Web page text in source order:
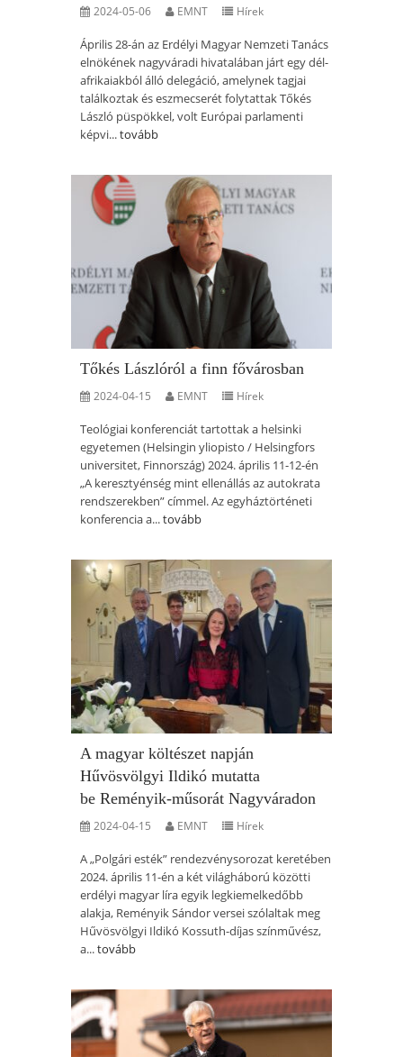
2024-05-06 EMNT Hírek
Április 28-án az Erdélyi Magyar Nemzeti Tanács
elnökének nagyváradi hivatalában járt egy dél-
afrikaiakból álló delegáció, amelynek tagjai
találkoztak és eszmecserét folytattak Tőkés
László püspökkel, volt Európai parlamenti
képvi...tovább
Tőkés Lászlóról a finn fővárosban
2024-04-15 EMNT Hírek
Teológiai konferenciát tartottak a helsinki
egyetemen (Helsingin yliopisto / Helsingfors
universitet, Finnország) 2024. április 11-12-én
„A keresztyénség mint ellenállás az autokrata
rendszerekben” címmel. Az egyháztörténeti
konferencia a...tovább
A magyar költészet napján
Hűvösvölgyi Ildikó mutatta
be Reményik-műsorát Nagyváradon
2024-04-15 EMNT Hírek
A „Polgári esték” rendezvénysorozat keretében
2024. április 11-én a két világháború közötti
erdélyi magyar líra egyik legkiemelkedőbb
alakja, Reményik Sándor versei szólaltak meg
Hűvösvölgyi Ildikó Kossuth-díjas színművész,
a...tovább